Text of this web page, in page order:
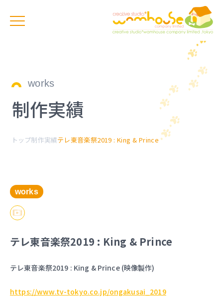
works
制作実績
トップ制作実績テレ東音楽祭2019 : King & Prince
works
テレ東音楽祭2019 : King & Prince
テレ東音楽祭2019 : King & Prince (映像製作)
https://www.tv-tokyo.co.jp/ongakusai_2019